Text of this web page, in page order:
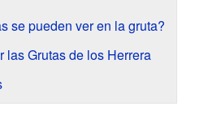
se pueden ver en la gruta?
las Grutas de los Herrera